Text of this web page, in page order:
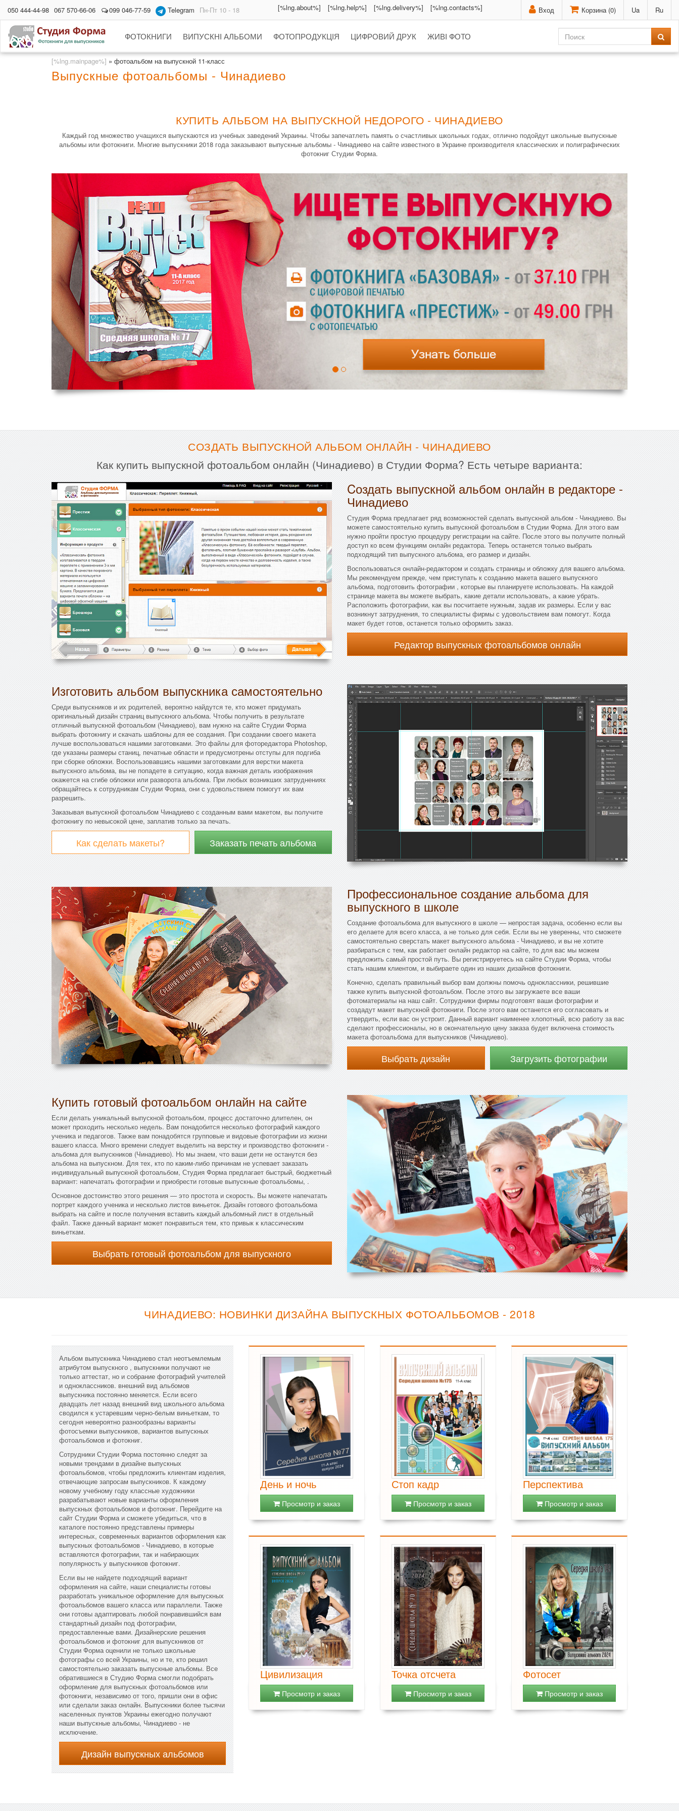
Вход Корзина (0) Ua Ru
050 444-44-98 067 570-66-06 099 046-77-59 Telegram Пн-Пт 10 - 18 [%lng.about%] [%lng.help%] [%lng.delivery%] [%lng.contacts%]
ФОТОКНИГИ ВИПУСКНІ АЛЬБОМИ ФОТОПРОДУКЦІЯ ЦИФРОВИЙ ДРУК ЖИВІ ФОТО
[%lng.mainpage%] » фотоальбом на выпускной 11-класс
Выпускные фотоальбомы - Чинадиево
КУПИТЬ АЛЬБОМ НА ВЫПУСКНОЙ НЕДОРОГО - ЧИНАДИЕВО
Каждый год множество учащихся выпускаются из учебных заведений Украины. Чтобы запечатлеть память о счастливых школьных годах, отлично подойдут школьные выпускные
альбомы или фотокниги. Многие выпускники 2018 года заказывают выпускные альбомы - Чинадиево на сайте известного в Украине производителя классических и полиграфических
фотокниг Студии Форма.
СОЗДАТЬ ВЫПУСКНОЙ АЛЬБОМ ОНЛАЙН - ЧИНАДИЕВО
Как купить выпускной фотоальбом онлайн (Чинадиево) в Студии Форма? Есть четыре варианта:
Cоздать выпускной альбом онлайн в редакторе -
Чинадиево
Студия Форма предлагает ряд возможностей сделать выпускной альбом - Чинадиево. Вы
можете самостоятельно купить выпускной фотоальбом в Студии Форма. Для этого вам
нужно пройти простую процедуру регистрации на сайте. После этого вы получите полный
доступ ко всем функциям онлайн редактора. Теперь останется только выбрать
подходящий тип выпускного альбома, его размер и дизайн.
Воспользоваться онлайн-редактором и создать страницы и обложку для вашего альбома.
Мы рекомендуем прежде, чем приступать к созданию макета вашего выпускного
альбома, подготовить фотографии , которые вы планируете использовать. На каждой
странице макета вы можете выбрать, какие детали использовать, а какие убрать.
Расположить фотографии, как вы посчитаете нужным, задав их размеры. Если у вас
возникнут затруднения, то специалисты фирмы с удовольствием вам помогут. Когда
макет будет готов, останется только оформить заказ.
Редактор выпускных фотоальбомов онлайн
Изготовить альбом выпускника самостоятельно
Среди выпускников и их родителей, вероятно найдутся те, кто может придумать
оригинальный дизайн страниц выпускного альбома. Чтобы получить в результате
отличный выпускной фотоальбом (Чинадиево), вам нужно на сайте Студии Форма
выбрать фотокнигу и скачать шаблоны для ее создания. При создании своего макета
лучше воспользоваться нашими заготовками. Это файлы для фоторедактора Photoshop,
где указаны размеры станиц, печатные области и предусмотрены отступы для подгиба
при сборке обложки. Воспользовавшись нашими заготовками для верстки макета
выпускного альбома, вы не попадете в ситуацию, когда важная деталь изображения
окажется на сгибе обложки или разворота альбома. При любых возникших затруднениях
обращайтесь к сотрудникам Студии Форма, они с удовольствием помогут их вам
разрешить.
Заказывая выпускной фотоальбом Чинадиево с созданным вами макетом, вы получите
фотокнигу по невысокой цене, заплатив только за печать.
Как сделать макеты? Заказать печать альбома
Профессиональное создание альбома для
выпускного в школе
Создание фотоальбома для выпускного в школе — непростая задача, особенно если вы
его делаете для всего класса, а не только для себя. Если вы не уверенны, что сможете
самостоятельно сверстать макет выпускного альбома - Чинадиево, и вы не хотите
разбираться с тем, как работает онлайн редактор на сайте, то для вас мы можем
предложить самый простой путь. Вы регистрируетесь на сайте Студии Форма, чтобы
стать нашим клиентом, и выбираете один из наших дизайнов фотокниги.
Конечно, сделать правильный выбор вам должны помочь одноклассники, решившие
также купить выпускной фотоальбом. После этого вы загружаете все ваши
фотоматериалы на наш сайт. Сотрудники фирмы подготовят ваши фотографии и
создадут макет выпускной фотокниги. После этого вам останется его согласовать и
утвердить, если вас он устроит. Данный вариант наименее хлопотный, всю работу за вас
сделают профессионалы, но в окончательную цену заказа будет включена стоимость
макета фотоальбома для выпускников (Чинадиево).
Выбрать дизайн Загрузить фотографии
Купить готовый фотоальбом онлайн на сайте
Если делать уникальный выпускной фотоальбом, процесс достаточно длителен, он
может проходить несколько недель. Вам понадобится несколько фотографий каждого
ученика и педагогов. Также вам понадобятся групповые и видовые фотографии из жизни
вашего класса. Много времени следует выделить на верстку и производство фотокниги -
альбома для выпускников (Чинадиево). Но мы знаем, что ваши дети не останутся без
альбома на выпускном. Для тех, кто по каким-либо причинам не успевает заказать
индивидуальный выпускной фотоальбом, Студия Форма предлагает быстрый, бюджетный
вариант: напечатать фотографии и приобрести готовые выпускные фотоальбомы, .
Основное достоинство этого решения — это простота и скорость. Вы можете напечатать
портрет каждого ученика и несколько листов виньеток. Дизайн готового фотоальбома
выбрать на сайте и после получения вставить каждый альбомный лист в отдельный
файл. Также данный вариант может понравиться тем, кто привык к классическим
виньеткам.
Выбрать готовый фотоальбом для выпускного
ЧИНАДИЕВО: НОВИНКИ ДИЗАЙНА ВЫПУСКНЫХ ФОТОАЛЬБОМОВ - 2018
Альбом выпускника Чинадиево стал неотъемлемым
атрибутом выпускного , выпускники получают не
только аттестат, но и собрание фотографий учителей
и одноклассников. внешний вид альбомов
выпускника постоянно меняется. Если всего
двадцать лет назад внешний вид школьного альбома
сводился к устаревшим черно-белым виньеткам, то
сегодня невероятно разнообразны варианты
фотосъемки выпускников, вариантов выпускных
фотоальбомов и фотокниг.
Сотрудники Студии Форма постоянно следят за
новыми трендами в дизайне выпускных
фотоальбомов, чтобы предложить клиентам изделия,
отвечающие запросам выпускников. К каждому
новому учебному году классные художники
разрабатывают новые варианты оформления
выпускных фотоальбомов и фотокниг. Перейдите на
сайт Студии Форма и сможете убедиться, что в
каталоге постоянно представлены примеры
интересных, современных вариантов оформления как
выпускных фотоальбомов - Чинадиево, в которые
вставляются фотографии, так и набирающих
популярность у выпускников фотокниг.
Если вы не найдете подходящий вариант
оформления на сайте, наши специалисты готовы
разработать уникальное оформление для выпускных
фотоальбомов вашего класса или параллели. Также
они готовы адаптировать любой понравившийся вам
стандартный дизайн под фотографии,
предоставленные вами. Дизайнерские решения
фотоальбомов и фотокниг для выпускников от
Студии Форма оценили не только школьные
фотографы со всей Украины, но и те, кто решил
самостоятельно заказать выпускные альбомы. Все
обратившиеся в Студию Форма смогли подобрать
оформление для выпускных фотоальбомов или
фотокниги, независимо от того, пришли они в офис
или сделали заказ онлайн. Выпускники более тысячи
населенных пунктов Украины ежегодно получают
наши выпускные альбомы, Чинадиево - не
исключение.
Дизайн выпускных альбомов
День и ночь
Просмотр и заказ
Стоп кадр
Просмотр и заказ
Перспектива
Просмотр и заказ
Цивилизация
Просмотр и заказ
Точка отсчета
Просмотр и заказ
Фотосет
Просмотр и заказ